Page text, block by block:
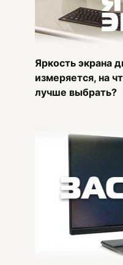
Яркость экрана
измеряется, на
лучше выбрать?